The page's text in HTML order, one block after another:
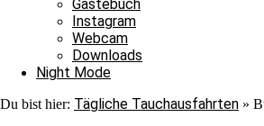
Gästebuch
Instagram
Webcam
Downloads
Night Mode
Du bist hier: Tägliche Tauchausfahrten »
immer wieder aufs Neue verzaubern. Auch
Bunte Farben überall auf dem Plateau und
Tauchkurse,Red Sea Partner
Katharina Tretter